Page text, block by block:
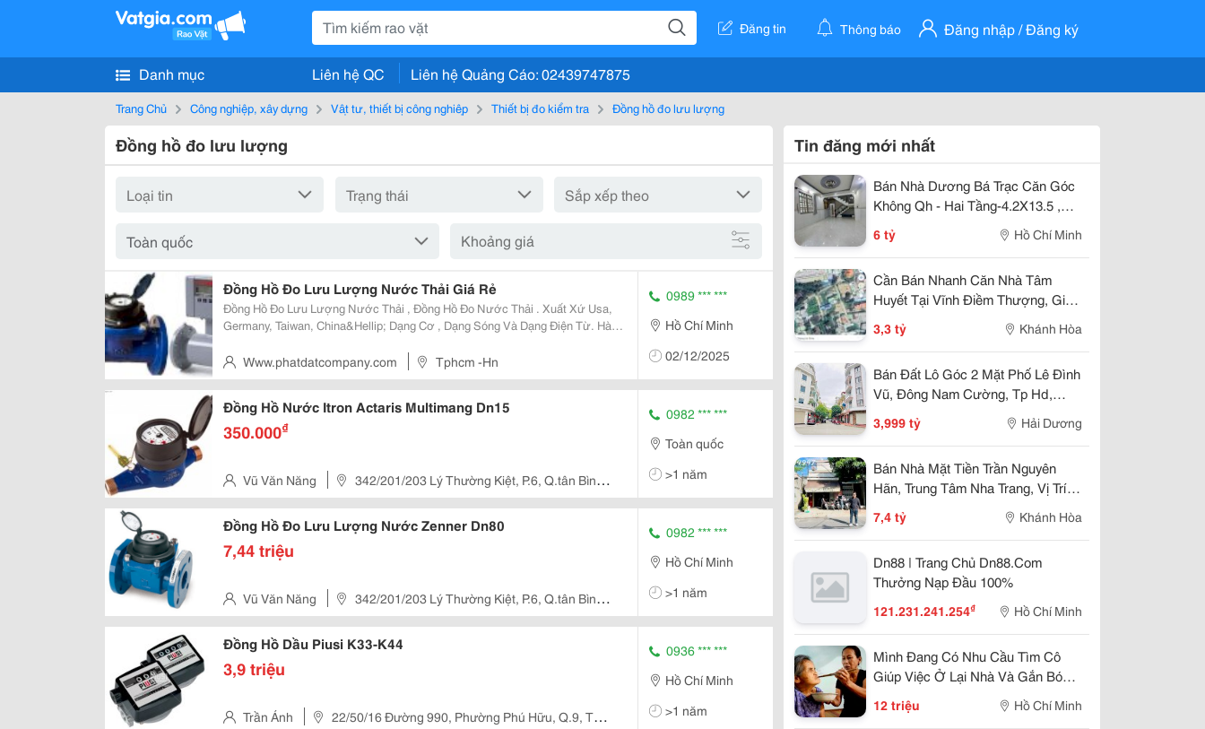
Đăng tin Thông báo Đăng nhập / Đăng ký
Danh mục Liên hệ QC Liên hệ Quảng Cáo: 02439747875
Trang Chủ Công nghiệp, xây dựng Vật tư, thiết bị công nghiệp Thiết bị đo kiểm tra Đồng hồ đo lưu lượng
Đồng hồ đo lưu lượng
Khoảng giá
Đồng Hồ Đo Lưu Lượng Nước Thải Giá Rẻ
Đồng Hồ Đo Lưu Lượng Nước Thải , Đồng Hồ Đo Nước Thải . Xuất Xứ Usa,
Germany, Taiwan, China&Hellip; Dạng Cơ , Dạng Sóng Và Dạng Điện Từ. Hàng
0938582186 Mr Thương - 0975052273 Ms Nh
Www.phatdatcompany.com Tphcm -Hn
0989 *** ***
Hồ Chí Minh
02/12/2025
Đồng Hồ Nước Itron Actaris Multimang Dn15
350.000₫
Vũ Văn Năng
342/201/203 Lý Thường Kiệt, P.6, Q.tân Bình.
Tp. Hcm
0982 *** ***
Toàn quốc
>1 năm
Đồng Hồ Đo Lưu Lượng Nước Zenner Dn80
7,44 triệu
Vũ Văn Năng
342/201/203 Lý Thường Kiệt, P.6, Q.tân Bình.
Tp. Hcm
0982 *** ***
Hồ Chí Minh
>1 năm
Đồng Hồ Dầu Piusi K33-K44
3,9 triệu
Trần Ánh
22/50/16 Đường 990, Phường Phú Hữu, Q.9, Tp
0936 *** ***
Hồ Chí Minh
>1 năm
Tin đăng mới nhất
Bán Nhà Dương Bá Trạc Căn Góc
Không Qh - Hai Tầng-4.2X13.5 ,
6 tỷ Hồ Chí Minh
Cần Bán Nhanh Căn Nhà Tâm
Huyết Tại Vĩnh Điềm Thượng, Giá
3,3 tỷ Khánh Hòa
Bán Đất Lô Góc 2 Mặt Phố Lê Đình
Vũ, Đông Nam Cường, Tp Hd,
57.25M2, Đường 13.5M, 3.X Tỷ
3,999 tỷ Hải Dương
Bán Nhà Mặt Tiền Trần Nguyên
Hãn, Trung Tâm Nha Trang, Vị Trí
Kinh Doanh Đẹp, Giá 7,4 Tỷ
7,4 tỷ Khánh Hòa
Dn88 | Trang Chủ Dn88.Com
Thưởng Nạp Đầu 100%
121.231.241.254₫ Hồ Chí Minh
Mình Đang Có Nhu Cầu Tìm Cô
Giúp Việc Ở Lại Nhà Và Gắn Bó
12 triệu Hồ Chí Minh